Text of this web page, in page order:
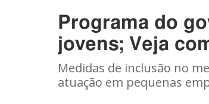
Programa do
jovens; Veja
Medidas de inclusão no
atuação em pequenas